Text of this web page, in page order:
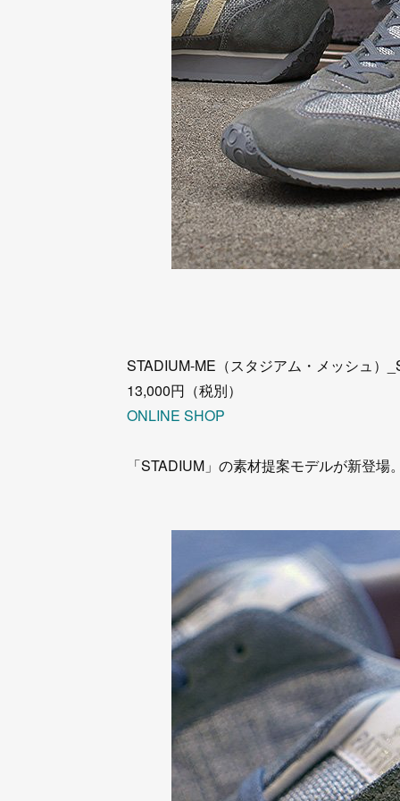
STADIUM-ME（スタジアム・メッシュ）
13,000円（税別）
ONLINE SHOP
「STADIUM」の素材提案モデルが新登場